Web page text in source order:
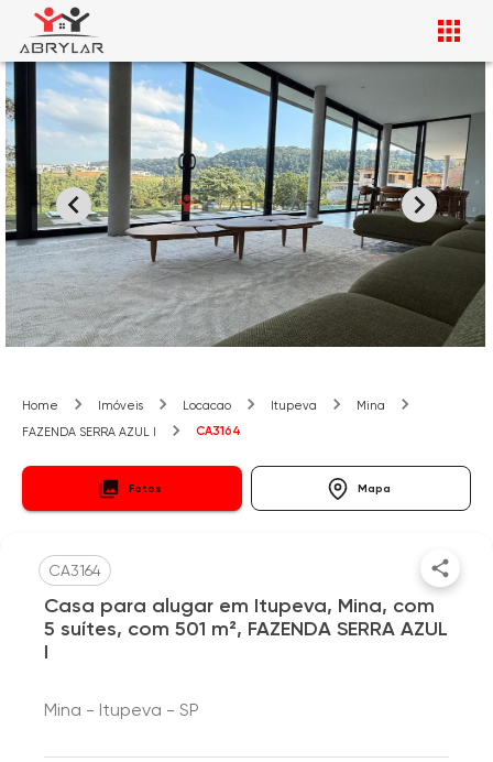
Home Imóveis Locacao Itupeva
Mina
FAZENDA SERRA AZUL I
CA3164
Fotos Mapa
CA3164
Casa para alugar em Itupeva, Mina, com
5 suítes, com 501 m², FAZENDA SERRA AZUL
I
Mina - Itupeva - SP